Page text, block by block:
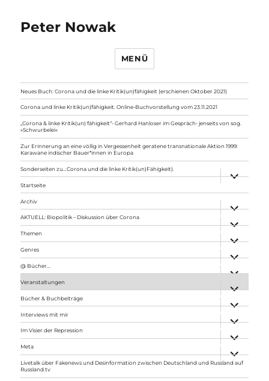
Peter Nowak
MENÜ
Neues Buch: Corona und die linke Kritik(un)fähigkeit (erschienen Oktober 2021)
Corona und linke Kritik(un)fähigkeit. Online-Buchvorstellung vom 23.11.2021
„Corona & linke Kritik(un) fähigkeit“- Gerhard Hanloser im Gespräch- jenseits von sog.
»Schwurbelei«
Zur Erinnerung an eine völlig in Vergessenheit geratene transnationale Aktion 1999:
Karawane indischer Bauer*innen in Europa
Sonderseiten zu…Corona und die linke Kritik(un)Fähigkeit).
anzeigen
Startseite
Archiv
anzeigen
AKTUELL: Biopolitik – Diskussion über Corona
anzeigen
Themen
anzeigen
Genres
anzeigen
@ Bücher…
Veranstaltungen
anzeigen
Bücher & Buchbeiträge
anzeigen
Interviews mit mir
anzeigen
Im Visier der Repression
anzeigen
Meta
anzeigen
Livetalk über Fakenews und Desinformation zwischen Deutschland und Russland auf
Russland.tv